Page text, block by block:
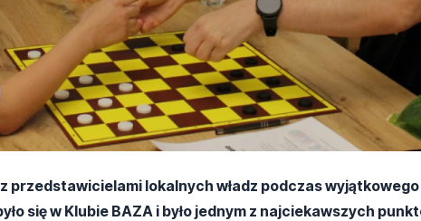
przedstawicielami lokalnych władz podczas
się w Klubie BAZA i było jednym z najciekawszych